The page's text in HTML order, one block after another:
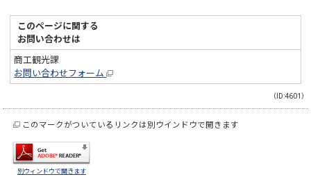
このページに関する
お問い合わせは
商工観光課
お問い合わせフォーム
（ID:4601）
このマークがついているリンクは別ウインドウで開きます
別ウィンドウで開きます